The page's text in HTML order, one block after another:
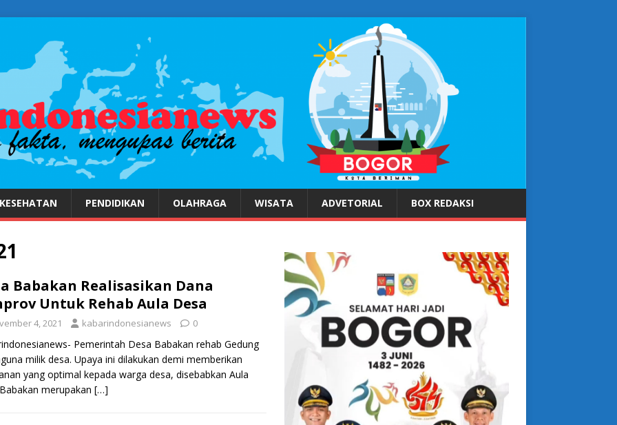
KESEHATAN PENDIDIKAN OLAHRAGA WISATA ADVETORIAL BOX REDAKSI
Babakan Realisasikan Dana
Untuk Rehab Aula Desa
4, 2021 kabarindonesianews 0
Pemerintah Desa Babakan rehab Gedung
milik desa. Upaya ini dilakukan demi memberikan
yang optimal kepada warga desa, disebabkan Aula
merupakan […]